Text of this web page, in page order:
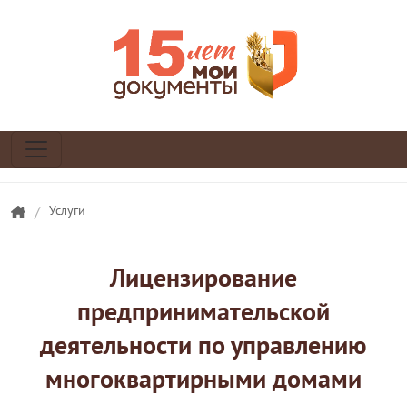
/ Услуги
Лицензирование
предпринимательской
деятельности по управлению
многоквартирными домами